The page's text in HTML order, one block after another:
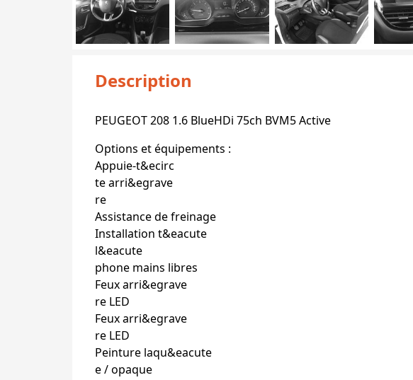
Description
PEUGEOT 208 1.6 BlueHDi 75ch BVM5 Active
Options et équipements :
Appuie-t&ecirc
te arri&egrave
re
Assistance de freinage
Installation t&eacute
l&eacute
phone mains libres
Feux arri&egrave
re LED
Feux arri&egrave
re LED
Peinture laqu&eacute
e / opaque